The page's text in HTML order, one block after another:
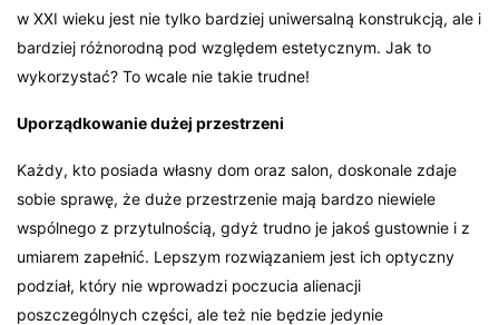
w XXI wieku jest nie tylko bardziej uniwersalną konstrukcją, ale i
bardziej różnorodną pod względem estetycznym. Jak to
wykorzystać? To wcale nie takie trudne!
Uporządkowanie dużej przestrzeni
Każdy, kto posiada własny dom oraz salon, doskonale zdaje
sobie sprawę, że duże przestrzenie mają bardzo niewiele
wspólnego z przytulnością, gdyż trudno je jakoś gustownie i z
umiarem zapełnić. Lepszym rozwiązaniem jest ich optyczny
podział, który nie wprowadzi poczucia alienacji
poszczególnych części, ale też nie będzie jedynie